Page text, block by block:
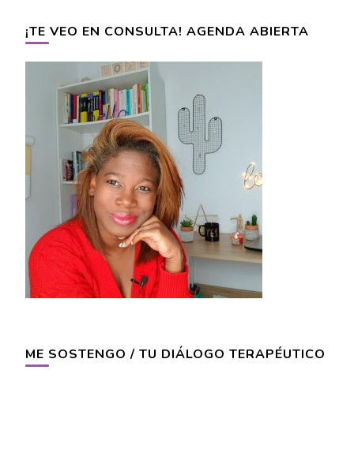
¡TE VEO EN CONSULTA! AGENDA ABIERTA
ME SOSTENGO / TU DIÁLOGO TERAPÉUTICO